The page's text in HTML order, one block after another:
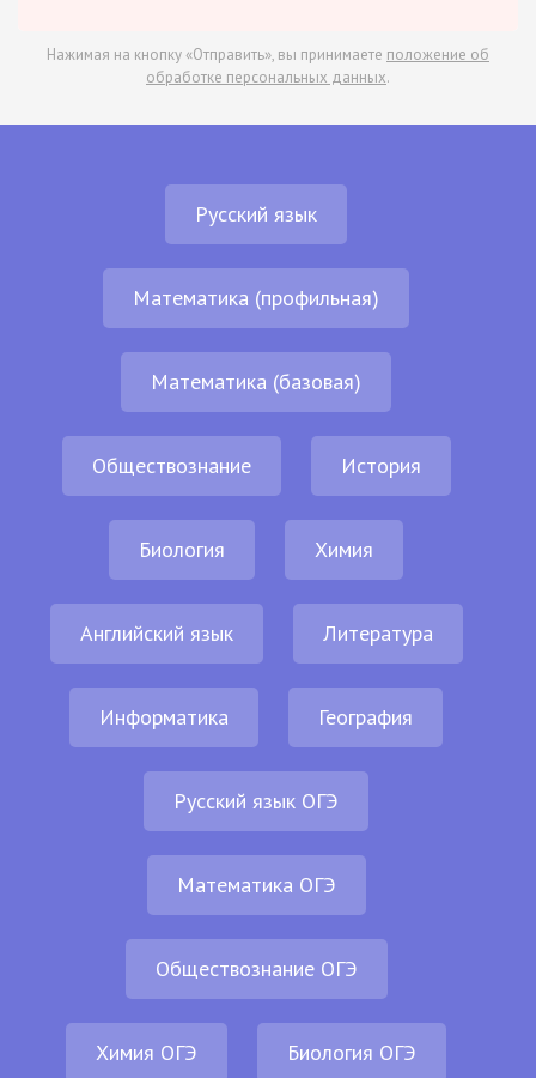
Нажимая на кнопку «Отправить», вы принимаете положение об
обработке персональных данных.
Русский язык
Математика (профильная)
Математика (базовая)
Обществознание История
Биология Химия
Английский язык Литература
Информатика География
Русский язык ОГЭ
Математика ОГЭ
Обществознание ОГЭ
Химия ОГЭ Биология ОГЭ